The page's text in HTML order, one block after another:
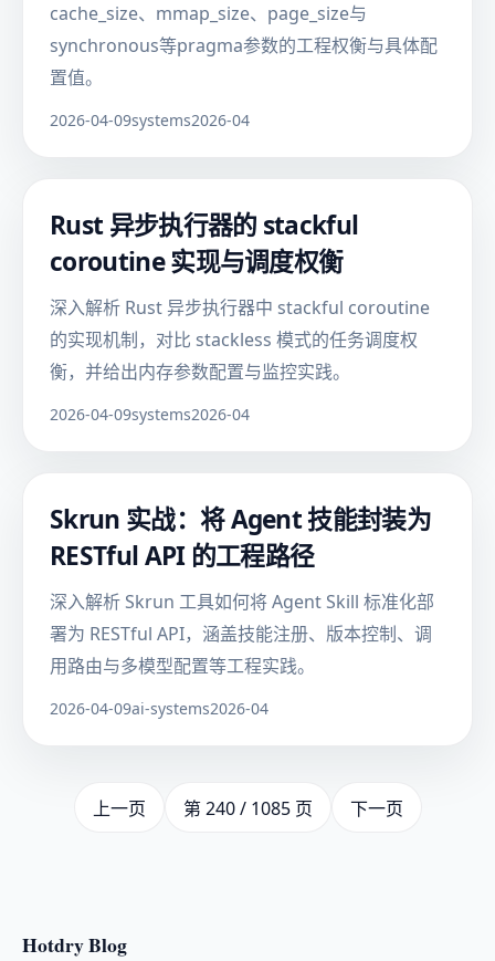
cache_size、mmap_size、page_size与
synchronous等pragma参数的工程权衡与具体配
置值。
2026-04-09systems2026-04
Rust 异步执行器的 stackful
coroutine 实现与调度权衡
深入解析 Rust 异步执行器中 stackful coroutine
的实现机制，对比 stackless 模式的任务调度权
衡，并给出内存参数配置与监控实践。
2026-04-09systems2026-04
Skrun 实战：将 Agent 技能封装为
RESTful API 的工程路径
深入解析 Skrun 工具如何将 Agent Skill 标准化部
署为 RESTful API，涵盖技能注册、版本控制、调
用路由与多模型配置等工程实践。
2026-04-09ai-systems2026-04
上一页 第 240 / 1085 页 下一页
Hotdry Blog